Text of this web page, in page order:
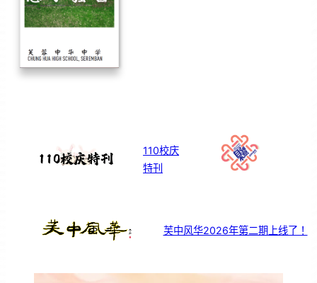
110校庆
特刊
芙中风华2026年第二期上线了！